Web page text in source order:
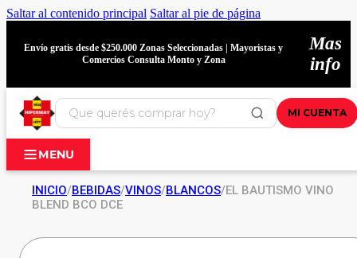
Saltar al contenido principal Saltar al pie de página
Envío gratis desde $250.000 Zonas Seleccionadas | Mayoristas y
Comercios Consulta Monto y Zona
Mas
info
MI CUENTA
MENU
INICIO/BEBIDAS/VINOS/BLANCOS/EL BAUTISMO VINO
BLEND BCO DCE